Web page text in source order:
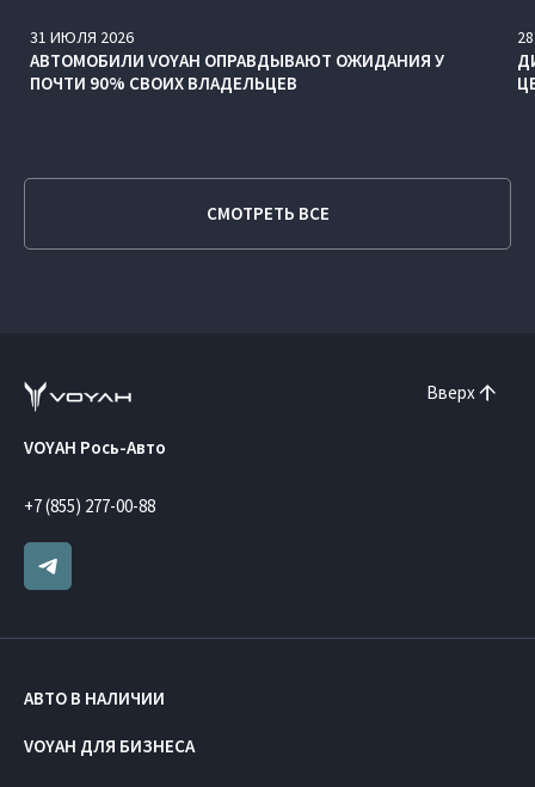
31 ИЮЛЯ 2026
АВТОМОБИЛИ VOYAH ОПРАВДЫВАЮТ ОЖИДАНИЯ У
ПОЧТИ 90% СВОИХ ВЛАДЕЛЬЦЕВ
28
СМОТРЕТЬ ВСЕ
Вверх
VOYAH Рось-Авто
+7 (855) 277-00-88
АВТО В НАЛИЧИИ
VOYAH ДЛЯ БИЗНЕСА